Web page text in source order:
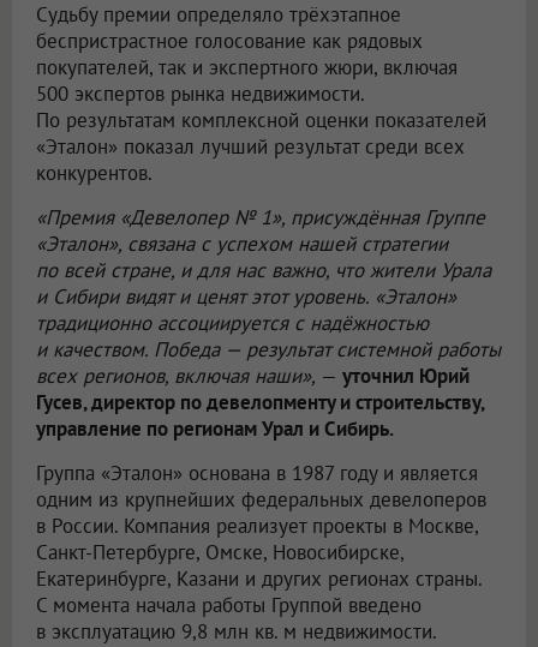
Судьбу премии определяло трёхэтапное
беспристрастное голосование как рядовых
покупателей, так и экспертного жюри, включая
500 экспертов рынка недвижимости.
По результатам комплексной оценки показателей
«Эталон» показал лучший результат среди всех
конкурентов.
«Премия «Девелопер № 1», присуждённая Группе
«Эталон», связана с успехом нашей стратегии
по всей стране, и для нас важно, что жители Урала
и Сибири видят и ценят этот уровень. «Эталон»
традиционно ассоциируется с надёжностью
и качеством. Победа — результат системной работы
всех регионов, включая наши», — уточнил Юрий
Гусев, директор по девелопменту и строительству,
управление по регионам Урал и Сибирь.
Группа «Эталон» основана в 1987 году и является
одним из крупнейших федеральных девелоперов
в России. Компания реализует проекты в Москве,
Санкт-Петербурге, Омске, Новосибирске,
Екатеринбурге, Казани и других регионах страны.
С момента начала работы Группой введено
в эксплуатацию 9,8 млн кв. м недвижимости.